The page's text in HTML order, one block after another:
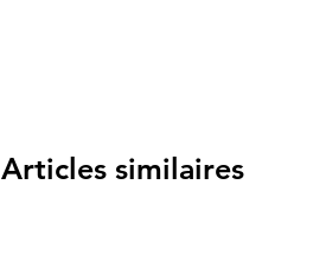
Articles similaires